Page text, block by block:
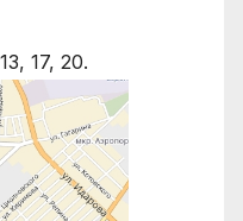
17, 20.